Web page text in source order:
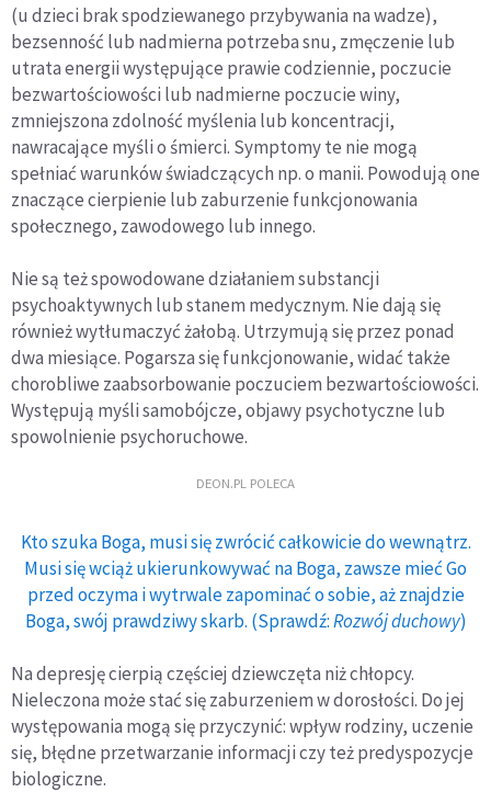
(u dzieci brak spodziewanego przybywania na wadze),
bezsenność lub nadmierna potrzeba snu, zmęczenie lub
utrata energii występujące prawie codziennie, poczucie
bezwartościowości lub nadmierne poczucie winy,
zmniejszona zdolność myślenia lub koncentracji,
nawracające myśli o śmierci. Symptomy te nie mogą
spełniać warunków świadczących np. o manii. Powodują one
znaczące cierpienie lub zaburzenie funkcjonowania
społecznego, zawodowego lub innego.
Nie są też spowodowane działaniem substancji
psychoaktywnych lub stanem medycznym. Nie dają się
również wytłumaczyć żałobą. Utrzymują się przez ponad
dwa miesiące. Pogarsza się funkcjonowanie, widać także
chorobliwe zaabsorbowanie poczuciem bezwartościowości.
Występują myśli samobójcze, objawy psychotyczne lub
spowolnienie psychoruchowe.
DEON.PL POLECA
Kto szuka Boga, musi się zwrócić całkowicie do wewnątrz.
Musi się wciąż ukierunkowywać na Boga, zawsze mieć Go
przed oczyma i wytrwale zapominać o sobie, aż znajdzie
Boga, swój prawdziwy skarb. (Sprawdź:Rozwój duchowy)
Na depresję cierpią częściej dziewczęta niż chłopcy.
Nieleczona może stać się zaburzeniem w dorosłości. Do jej
występowania mogą się przyczynić: wpływ rodziny, uczenie
się, błędne przetwarzanie informacji czy też predyspozycje
biologiczne.